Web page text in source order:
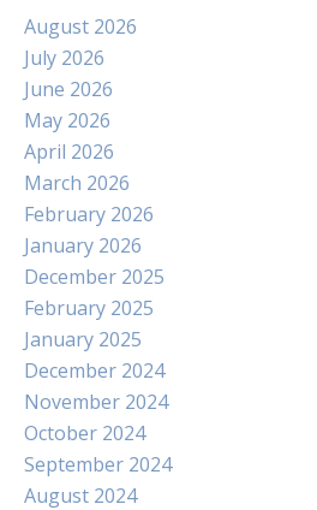
August 2026
July 2026
June 2026
May 2026
April 2026
March 2026
February 2026
January 2026
December 2025
February 2025
January 2025
December 2024
November 2024
October 2024
September 2024
August 2024